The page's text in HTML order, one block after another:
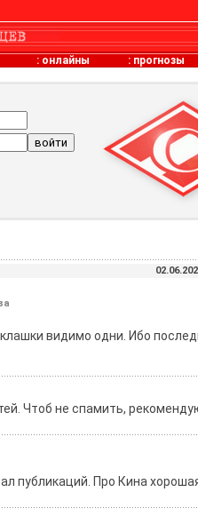
: онлайны : прогнозы
видимо одни. Ибо
Чтоб не спамить,
публикаций. Про Кина